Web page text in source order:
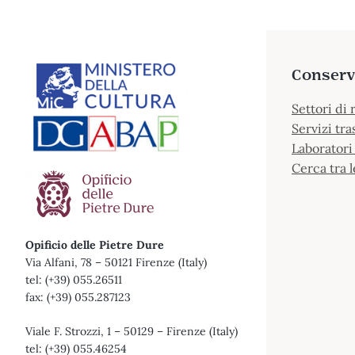
Opificio delle Pietre Dure
Via Alfani, 78 – 50121 Firenze (Italy)
tel: (+39) 055.26511
fax: (+39) 055.287123
Viale F. Strozzi, 1 – 50129 – Firenze (Italy)
tel: (+39) 055.46254
Settori di
Servizi
Cerca tra